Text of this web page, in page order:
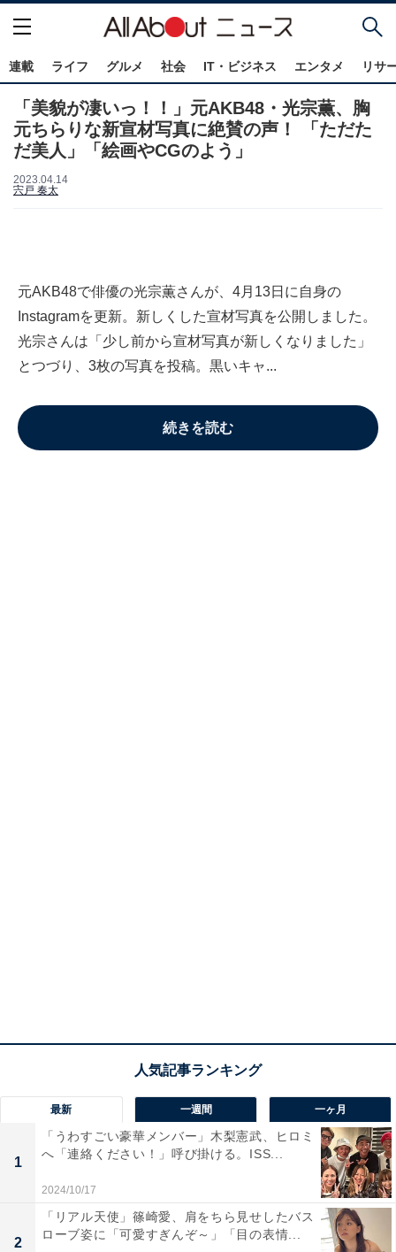
連載 ライフ グルメ 社会 IT・ビジネス エンタメ リサ
「美貌が凄いっ！！」元AKB48・光宗薫、胸
元ちらりな新宣材写真に絶賛の声！ 「ただた
だ美人」「絵画やCGのよう」
2023.04.14
宍戸 奏太
元AKB48で俳優の光宗薫さんが、4月13日に自身の
Instagramを更新。新しくした宣材写真を公開しました。
光宗さんは「少し前から宣材写真が新しくなりました」
とつづり、3枚の写真を投稿。黒いキャ...
続きを読む
最新 一週間 一ヶ月
1
「うわすごい豪華メンバー」木梨憲武、ヒロミ
へ「連絡ください！」呼び掛ける。ISS...
2024/10/17
2
「リアル天使」篠崎愛、肩をちら見せしたバス
ローブ姿に「可愛すぎんぞ～」「目の表情...